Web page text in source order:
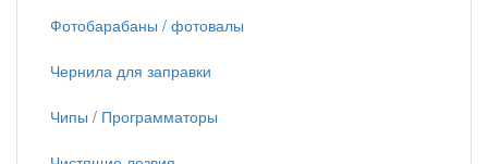
Фотобарабаны / фотовалы
Чернила для заправки
Чипы / Программаторы